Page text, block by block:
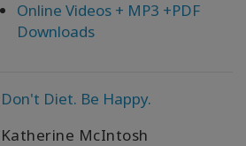
Online Videos + MP3 +PDF
Downloads
Don't Diet. Be Happy.
Katherine McIntosh